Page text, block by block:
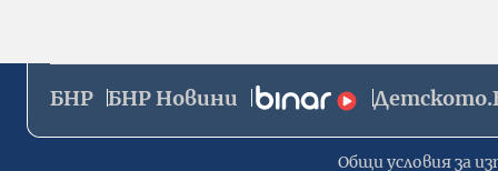
БНР БНР Новини
Общи условия за